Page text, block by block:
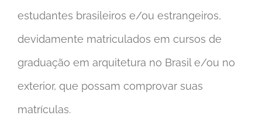
estudantes brasileiros e/ou estrangeiros,
devidamente matriculados em cursos de
graduação em arquitetura no Brasil e/ou no
exterior, que possam comprovar suas
matrículas.